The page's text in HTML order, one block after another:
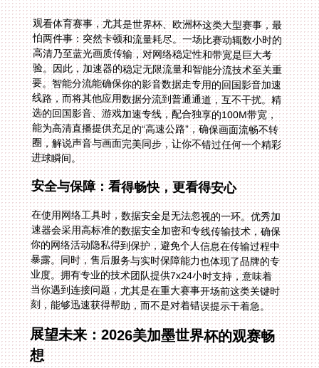
观看体育赛事，尤其是世界杯、欧洲杯这类大型赛事，最
怕两件事：突然卡顿和流量耗尽。一场比赛动辄数小时的
高清乃至蓝光画质传输，对网络稳定性和带宽是巨大考
验。因此，加速器的稳定无限流量和智能分流技术至关重
要。智能分流能确保你的影音数据走专用的回国影音加速
线路，而将其他应用数据分流到普通通道，互不干扰。精
选的回国影音、游戏加速专线，配合独享的100M带宽，
能为高清直播提供充足的“高速公路”，确保画面流畅不转
圈，解说声音与画面完美同步，让你不错过任何一个精彩
进球瞬间。
安全与保障：看得畅快，更看得安心
在使用网络工具时，数据安全是无法忽视的一环。优秀加
速器会采用高标准的数据安全加密和专线传输技术，确保
你的网络活动隐私得到保护，避免个人信息在传输过程中
暴露。同时，售后服务与实时保障能力也体现了品牌的专
业度。拥有专业的技术团队提供7x24小时支持，意味着
当你遇到连接问题，尤其是在重大赛事开场前这类关键时
刻，能够迅速获得帮助，而不是对着错误提示干着急。
展望未来：2026美加墨世界杯的观赛畅
想